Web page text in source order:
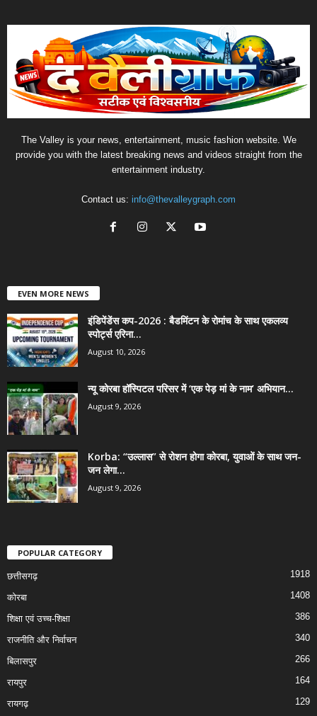
The Valley is your news, entertainment, music fashion website. We
provide you with the latest breaking news and videos straight from the
entertainment industry.
Contact us: info@thevalleygraph.com
EVEN MORE NEWS
इंडिपेंडेंस कप-2026 : बैडमिंटन के रोमांच के साथ एकलव्य
स्पोर्ट्स एरिना...
August 10, 2026
न्यू कोरबा हॉस्पिटल परिसर में ‘एक पेड़ मां के नाम’ अभियान...
August 9, 2026
Korba: “उल्लास” से रोशन होगा कोरबा, युवाओं के साथ जन-
जन लेगा...
August 9, 2026
POPULAR CATEGORY
छत्तीसगढ़ 1918
कोरबा 1408
शिक्षा एवं उच्च-शिक्षा 386
राजनीति और निर्वाचन 340
बिलासपुर 266
रायपुर 164
रायगढ़ 129